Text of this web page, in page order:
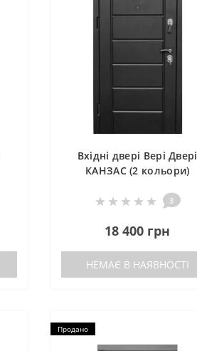
Вхідні двері Вері Двері
КАНЗАС (2 кольори)
3
18 400 грн
НЕМАЄ В НАЯВНОСТІ
Продано